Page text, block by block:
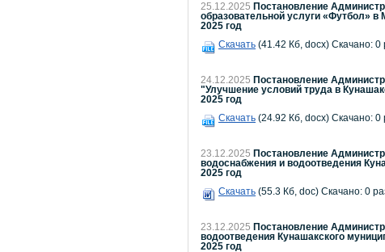
25.12.2025 Постановление
образовательной услуги «Футбол»
2025 год
Скачать (41.42 Кб, docx) Скачано: 0
24.12.2025 Постановление
"Улучшение условий труда в
2025 год
Скачать (24.92 Кб, docx) Скачано: 0
23.12.2025 Постановление
водоснабжения и водоотведения
2025 год
Скачать (55.3 Кб, doc) Скачано: 0
23.12.2025 Постановление
водоотведения Кунашакского
2025 год